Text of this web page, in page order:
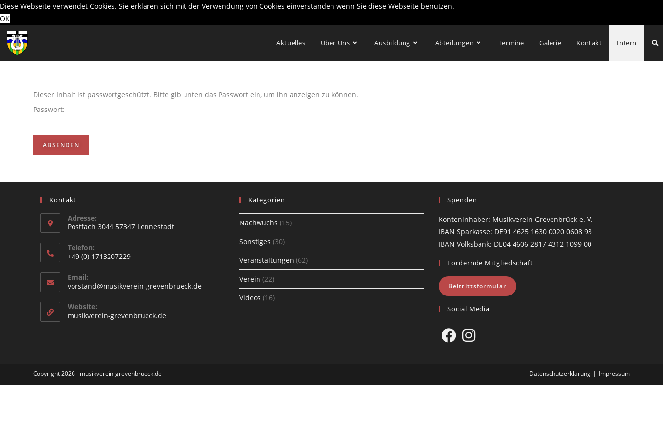
Diese Webseite verwendet Cookies. Sie erklären sich mit der Verwendung von Cookies einverstanden wenn Sie diese Webseite benutzen.
OK
Aktuelles Über Uns Ausbildung Abteilungen Termine Galerie Kontakt Intern
Dieser Inhalt ist passwortgeschützt. Bitte gib unten das Passwort ein, um ihn anzeigen zu können.
Passwort:
Kontakt
Adresse:
Postfach 3044 57347 Lennestadt
Telefon:
+49 (0) 1713207229
Email:
vorstand@musikverein-grevenbrueck.de
Website:
musikverein-grevenbrueck.de
Kategorien
Nachwuchs (15)
Sonstiges (30)
Veranstaltungen (62)
Verein (22)
Videos (16)
Spenden
Konteninhaber: Musikverein Grevenbrück e. V.
IBAN Sparkasse: DE91 4625 1630 0020 0608 93
IBAN Volksbank: DE04 4606 2817 4312 1099 00
Fördernde Mitgliedschaft
Beitrittsformular
Social Media
Datenschutzerklärung Impressum
Copyright 2026 - musikverein-grevenbrueck.de